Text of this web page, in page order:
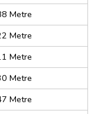
Metre
Metre
Metre
Metre
Metre